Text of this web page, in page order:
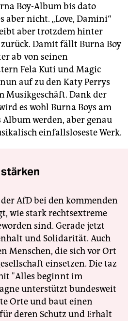
Boy-Album bis dato
aber nicht. „Love, Damini“
aber trotzdem hinter
Damit fällt Burna Boy
ab von seinen
Fela Kuti und Magic
auf zu den Katy Perrys
Musikgeschäft. Dank der
es wohl Burna Boys am
werden, aber genau
einfallsloseste Werk.
AfD bei den kommenden
wie stark rechtsextreme
sind. Gerade jetzt
und Solidarität. Auch
Menschen, die sich vor Ort
einsetzen. Die taz
"Alles beginnt im
unterstützt bundesweit
Orte und baut einen
deren Schutz und Erhalt